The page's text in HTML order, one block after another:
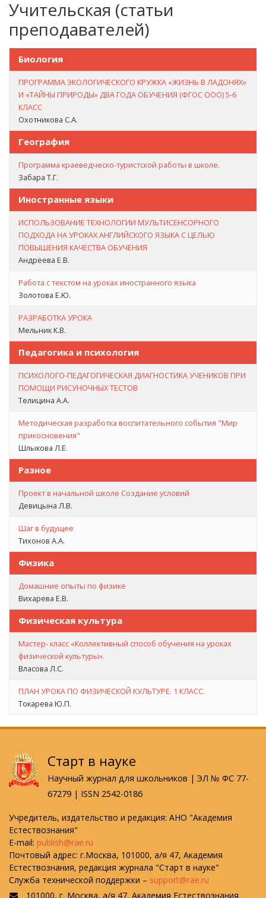
Учительская (статьи
преподавателей)
Биология
ПРОГРАММА ЭКОЛОГИЧЕСКОГО КРУЖКА «ЖИЗНЬ В ЛАДОНЯХ»
И «ТАЙНЫ ПРИРОДЫ» ДВА ГОДА ОБУЧЕНИЯ (ФГОС ООО) 5-6
КЛАСС
Охотникова С.А.
География
Программа краеведческо-туристской работы в школе.
Забара Т.Г.
Иностранные языки
ИСПОЛЬЗОВАНИЕ ТЕХНОЛОГИИ МУЛЬТИСЕНСОРНОГО
ПОДХОДА НА УРОКАХ АНГЛИЙСКОГО ЯЗЫКА С ЦЕЛЬЮ
ПОВЫШЕНИЯ КАЧЕСТВА ОБУЧЕНИЯ
Андреева Е.В.
Работа с текстом на уроках иностранного языка
Золотова Е.Ю.
РАЗРАБОТКА УРОКА
Мельник К.В.
Педагогика и психология
ПСИХОЛОГО-ПЕДАГОГИЧЕСКАЯ ДИАГНОСТИКА УЧЕНИКОВ ПРИ
ПОМОЩИ РИСУНОЧНЫХ ТЕСТОВ
Телицина А.А.
Методическая разработка воспитательного события "Мир
прикосновения"
Шлыкова Л.Е.
Разное
Проект в начальной школе Создание условий
Девицына Л.В.
Шаг в будущее
Тихонов А.А.
Физика
Домашние опыты по физике
Вихарева Е.В.
Физическая культура
Мастер- класс «Коллективный способ обучения на уроках
физической культуры».
Власова Л.С.
ПЛАН УРОКА ПО ФИЗИЧЕСКОЙ КУЛЬТУРЕ. 1 КЛАСС.
Токарева Ю.П.
Старт в науке
Научный журнал для школьников | ЭЛ № ФС 77-
67279 | ISSN 2542-0186
Учредитель, издательство и редакция: АНО "Академия
Естествознания"
E-mail: publish@rae.ru
Почтовый адрес: г.Москва, 101000, а/я 47, Академия
Естествознания, редакция журнала "Старт в науке"
Служба технической поддержки – support@rae.ru
101000, г. Москва, а/я 47, Академия Естествознания